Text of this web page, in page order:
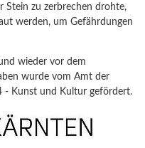
Stein zu zerbrechen drohte,
werden, um Gefährdungen
wieder vor dem
wurde vom Amt der
- Kunst und Kultur gefördert.